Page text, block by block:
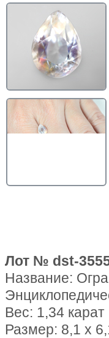
Лот № dst-
Название:
Вес: 1,34 карат
Размер: 8,1 x